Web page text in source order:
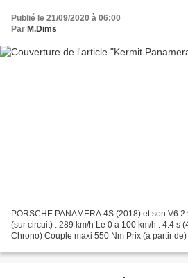
Publié le 21/09/2020 à 06:00
Par M.Dims
PORSCHE PANAMERA 4S (2018) et son V6
(sur circuit) : 289 km/h Le 0 à 100 km/h : 4.4 s
Chrono) Couple maxi 550 Nm Prix (à partir